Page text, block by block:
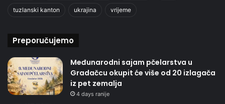
tuzlanski kanton ukrajina vrijeme
Preporučujemo
Međunarodni sajam pčelarstva u
Gradačcu okupit će više od 20 izlagača
iz pet zemalja
4 days ranije